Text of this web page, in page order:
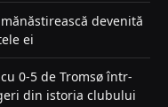
devenită
ei
0-5 de Tromsø într-
din istoria clubului